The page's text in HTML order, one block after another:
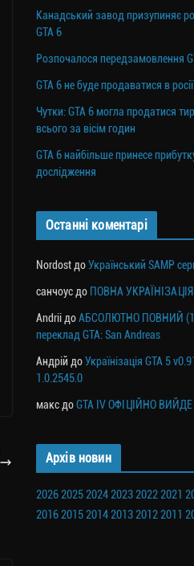
Канадський завод призупиняє
GTA 6
Розпочалося передзамовлення
GTA 6 не буде продаватися в росії
Чутки: GTA 6 могла продатися
всього за вісім годин
GTA 6 найбільше принесе
дослідження
Останні коментарі
Nordost доУкраїнський SAMP
санчоус до ПОВНА УКРАЇНІЗАЦІЯ
Andrii доАБСОЛЮТНО ПОВНИЙ
переклад GTA: San Andreas
Андрій доУкраїнізація GTA 5
1.0.2545.0
макс доGTA IV ОФІЦІЙНО ВИЙДЕ
Архів новин
202620252024202320222021
201620152014201320122011